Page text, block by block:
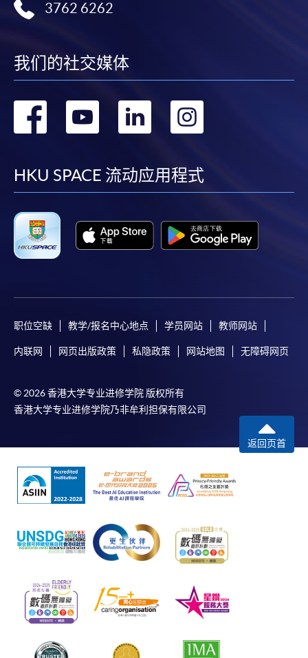
3762 6262
我们的社交媒体
转
facebook
转
youtube
转
linkedin
HKU SPACE 流动应用程式
职位空缺 教学/报名中心地点 学员网站 教师网站
内联网 网页出版政策 私隐政策 网站地图 无障碍网页
© 2026 香港大学专业进修学院 版权所有
香港大学专业进修学院乃非牟利担保有限公司
返回页首